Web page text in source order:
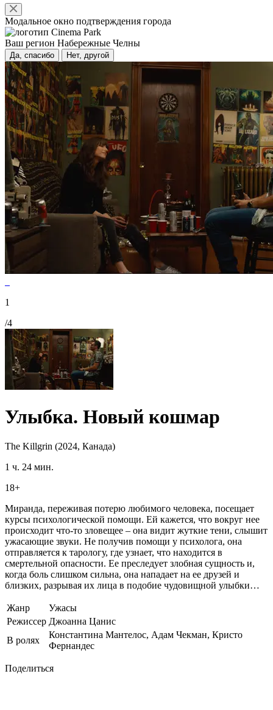
Модальное окно подтверждения города
Ваш регион Набережные Челны
Да, спасибо Нет, другой
1
/4
Улыбка. Новый кошмар
The Killgrin (2024, Канада)
1 ч. 24 мин.
18+
Миранда, переживая потерю любимого человека, посещает
курсы психологической помощи. Ей кажется, что вокруг нее
происходит что-то зловещее – она видит жуткие тени, слышит
ужасающие звуки. Не получив помощи у психолога, она
отправляется к тарологу, где узнает, что находится в
смертельной опасности. Ее преследует злобная сущность и,
когда боль слишком сильна, она нападает на ее друзей и
близких, разрывая их лица в подобие чудовищной улыбки…
Жанр
Ужасы
Режиссер Джоанна Цанис
В ролях
Константина Мантелос, Адам Чекман, Кристо
Фернандес
Поделиться